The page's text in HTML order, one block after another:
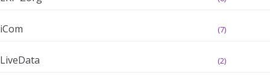
iCom (7)
LiveData (2)